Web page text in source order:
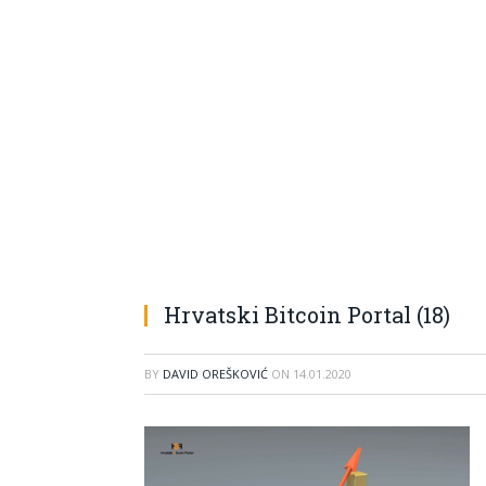
Hrvatski Bitcoin Portal (18)
BY DAVID OREŠKOVIĆ ON 14.01.2020